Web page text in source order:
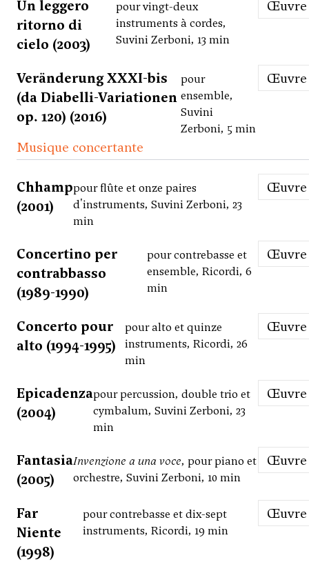
Un leggero
ritorno di
cielo (2003)
pour vingt-deux
instruments à cordes,
Suvini Zerboni, 13 min
Œuvre
Ver­än­de­rung XXXI-bis
(da Diabelli-Variationen
op. 120) (2016)
pour
ensemble,
Suvini
Zerboni, 5 min
Œuvre
Musique concertante
Chhamp
(2001)
pour flûte et onze paires
d'instruments, Suvini Zerboni, 23
min
Œuvre
Concertino per
contrabbasso
(1989-1990)
pour contrebasse et
ensemble, Ricordi, 6
min
Œuvre
Concerto pour
alto (1994-1995)
pour alto et quinze
instruments, Ricordi, 26
min
Œuvre
Epicadenza
(2004)
pour percussion, double trio et
cymbalum, Suvini Zerboni, 23
min
Œuvre
Fantasia
(2005)
Invenzione a una voce, pour piano et
orchestre, Suvini Zerboni, 10 min
Œuvre
Far
Niente
(1998)
pour contrebasse et dix-sept
instruments, Ricordi, 19 min
Œuvre